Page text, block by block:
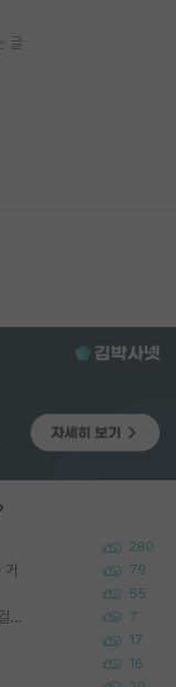
글
280
79
55
왜 후배가 못하는걸 교수님은 내 책임으로 돌리는걸까요? 7
17
16